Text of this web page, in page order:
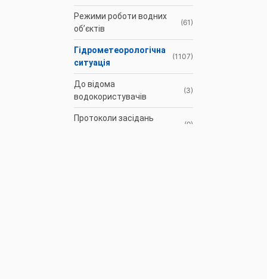
Режими роботи водних
об’єктів
(61)
Гідрометеорологічна
ситуація
(1107)
До відома
водокористувачів
(3)
Протоколи засідань
(9)